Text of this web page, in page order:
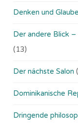
Denken und
Der andere Blick
(13)
Der nächste Salon
Dominikanische
Dringende